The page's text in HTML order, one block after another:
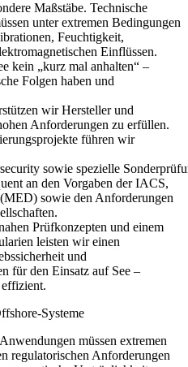
Maßstäbe. Technische
unter extremen Bedingungen
Feuchtigkeit,
Einflüssen.
kein „kurz mal anhalten“ –
Folgen haben und
wir Hersteller und
Anforderungen zu erfüllen.
führen wir
sowie spezielle
an den Vorgaben der IACS,
sowie den Anforderungen
Prüfkonzepten und einem
leisten wir einen
und
für den Einsatz auf See –
Systeme
müssen extremen
regulatorischen Anforderungen